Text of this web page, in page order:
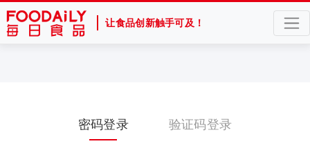
让食品创新触手可及！
密码登录 验证码登录